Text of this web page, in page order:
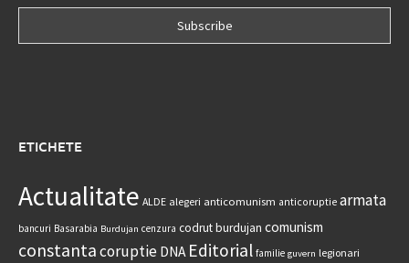
ETICHETE
Actualitate ALDE alegeri anticomunism anticoruptie armata
bancuri Basarabia Burdujan cenzura codrut burdujan comunism
constantacoruptie DNA Editorial familie guvern legionari